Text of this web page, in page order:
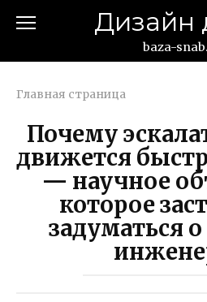
Дизайн
baza-
Главная страница
Почему
движется
— научное
которое
задуматься